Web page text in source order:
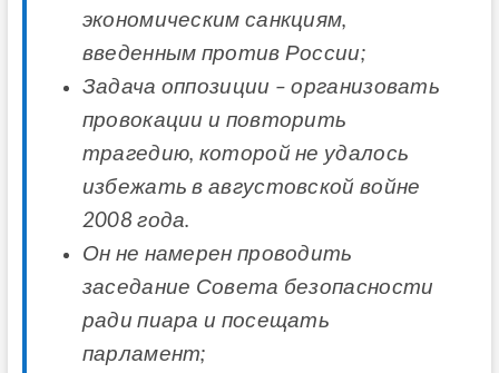
экономическим санкциям,
введенным против России;
Задача оппозиции – организовать
провокации и повторить
трагедию, которой не удалось
избежать в августовской войне
2008 года.
Он не намерен проводить
заседание Совета безопасности
ради пиара и посещать
парламент;